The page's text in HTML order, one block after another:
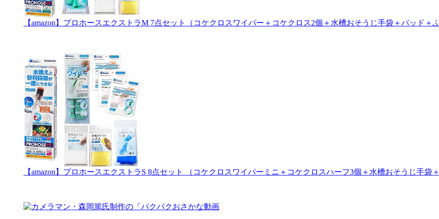
【amazon】プロホースエクストラM 7点セット（コケクロスワイパー＋コケクロス2個＋水槽おそうじ手袋＋パッド＋ふ
【amazon】プロホースエクストラS 8点セット （コケクロスワイパーミニ＋コケクロスハーフ3個＋水槽おそうじ手袋